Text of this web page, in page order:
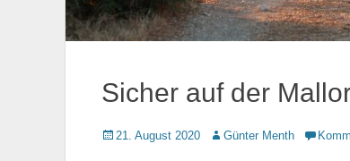
Sicher auf der
Gepostet
21. August 2020 AutorGünter Menth